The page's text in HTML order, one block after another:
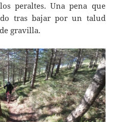
peraltes. Una pena que
tras bajar por un talud
gravilla.